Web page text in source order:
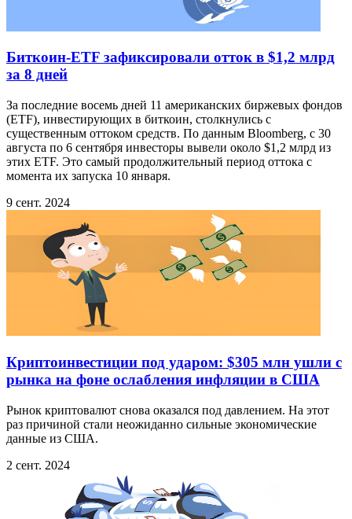
Биткоин-ETF зафиксировали отток в $1,2 млрд
за 8 дней
За последние восемь дней 11 американских биржевых фондов
(ETF), инвестирующих в биткоин, столкнулись с
существенным оттоком средств. По данным Bloomberg, с 30
августа по 6 сентября инвесторы вывели около $1,2 млрд из
этих ETF. Это самый продолжительный период оттока с
момента их запуска 10 января.
9 сент. 2024
Криптоинвестиции под ударом: $305 млн ушли с
рынка на фоне ослабления инфляции в США
Рынок криптовалют снова оказался под давлением. На этот
раз причиной стали неожиданно сильные экономические
данные из США.
2 сент. 2024